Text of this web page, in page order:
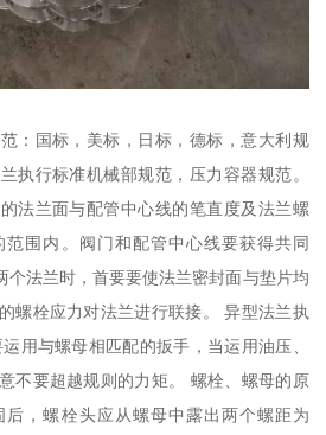
：国标，美标，日标，德标，意大利规
执行标准机械部规范，压力容器规范。
法兰面与配管中心线的笔直度及法兰螺
围内。阀门和配管中心线要获得共同
法兰时，首要要使法兰密封面与垫片均
螺栓应力对法兰进行联接。 异型法兰执
用与螺母相匹配的扳手，当运用油压、
不要超越规则的力矩。 螺栓、螺母的原
，螺栓头应从螺母中露出两个螺距为